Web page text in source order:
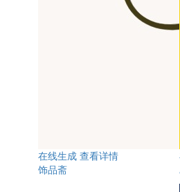
在线生成 查看详情
饰品斋